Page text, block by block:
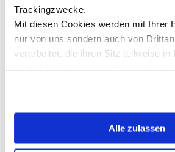
Trackingzwecke.
Mit diesen Cookies werden mit Ihrer
nur von uns sondern auch von
verarbeitet, die ihren Sitz teilweise in
erklären Ihnen genau, was eine
USA bedeuten kann.
Alle zulassen